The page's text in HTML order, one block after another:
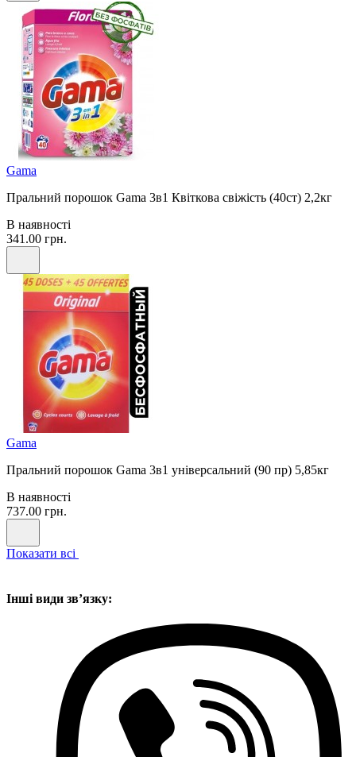
Gama
Пральний порошок Gama 3в1 Квіткова свіжість (40ст) 2,2кг
В наявності
341.00 грн.
Gama
Пральний порошок Gama 3в1 універсальний (90 пр) 5,85кг
В наявності
737.00 грн.
Показати всі
Інші види звʼязку: